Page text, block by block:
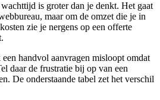
is groter dan je denkt. Het gaat
maar om de omzet die je in
zie je nergens op een offerte
handvol aanvragen misloopt omdat
daar de frustratie bij op van een
De onderstaande tabel zet het verschil